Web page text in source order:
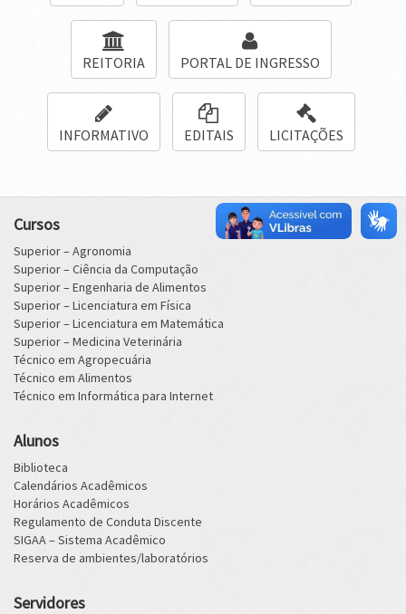
REITORIA PORTAL DE INGRESSO
INFORMATIVO EDITAIS LICITAÇÕES
Cursos
Superior – Agronomia
Superior – Ciência da Computação
Superior – Engenharia de Alimentos
Superior – Licenciatura em Física
Superior – Licenciatura em Matemática
Superior – Medicina Veterinária
Técnico em Agropecuária
Técnico em Alimentos
Técnico em Informática para Internet
Alunos
Biblioteca
Calendários Acadêmicos
Horários Acadêmicos
Regulamento de Conduta Discente
SIGAA – Sistema Acadêmico
Reserva de ambientes/laboratórios
Servidores